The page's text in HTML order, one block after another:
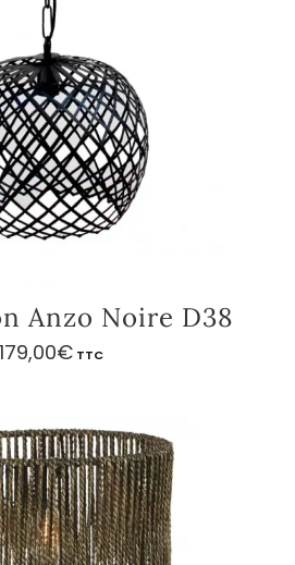
Anzo Noire D38
179,00€ TTC